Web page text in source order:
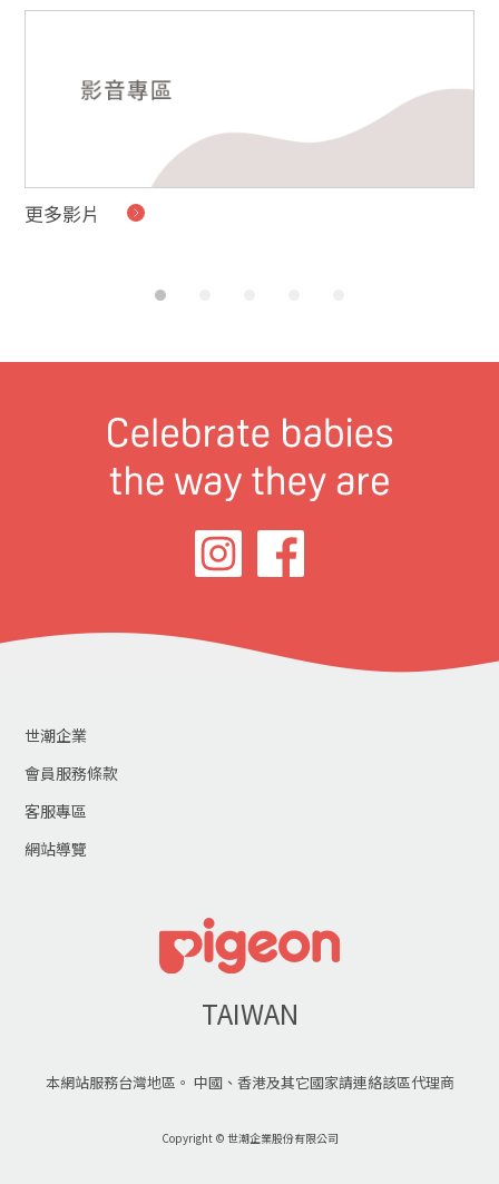
更多影片
世潮企業
會員服務條款
客服專區
網站導覽
TAIWAN
本網站服務台灣地區。 中國、香港及其它國家請連絡該區代理商
Copyright © 世潮企業股份有限公司